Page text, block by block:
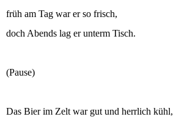
früh am Tag war er so frisch,
doch Abends lag er unterm Tisch.
(Pause)
Das Bier im Zelt war gut und herrlich kühl,